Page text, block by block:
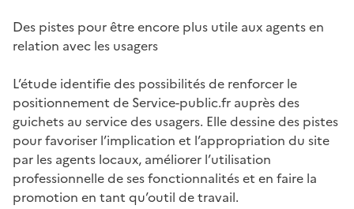
Des pistes pour être encore plus utile aux agents en
relation avec les usagers
L’étude identifie des possibilités de renforcer le
positionnement de Service-public.fr auprès des
guichets au service des usagers. Elle dessine des pistes
pour favoriser l’implication et l’appropriation du site
par les agents locaux, améliorer l’utilisation
professionnelle de ses fonctionnalités et en faire la
promotion en tant qu’outil de travail.